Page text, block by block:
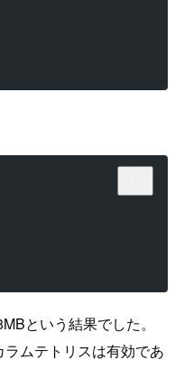
という結果でした。
ムテトリスは有効であ